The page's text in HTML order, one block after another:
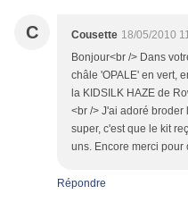
C Cousette 18/05/2010
Bonjour<br /> Dans
châle 'OPALE' en vert,
la KIDSILK HAZE de
<br /> J'ai adoré broder
super, c'est que le kit
uns. Encore merci pour
Répondre